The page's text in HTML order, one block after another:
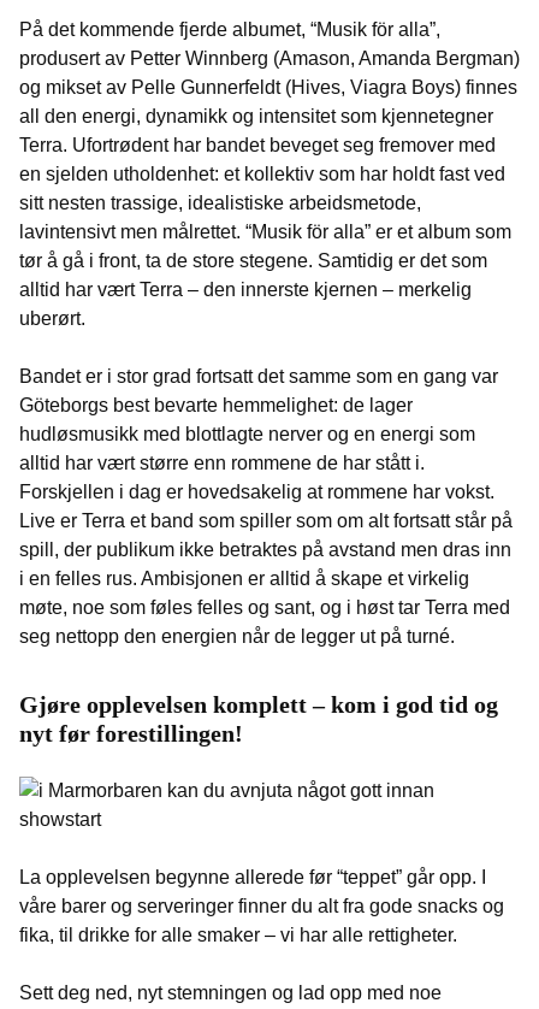
På det kommende fjerde albumet, “Musik för alla”,
produsert av Petter Winnberg (Amason, Amanda Bergman)
og mikset av Pelle Gunnerfeldt (Hives, Viagra Boys) finnes
all den energi, dynamikk og intensitet som kjennetegner
Terra. Ufortrødent har bandet beveget seg fremover med
en sjelden utholdenhet: et kollektiv som har holdt fast ved
sitt nesten trassige, idealistiske arbeidsmetode,
lavintensivt men målrettet. “Musik för alla” er et album som
tør å gå i front, ta de store stegene. Samtidig er det som
alltid har vært Terra – den innerste kjernen – merkelig
uberørt.
Bandet er i stor grad fortsatt det samme som en gang var
Göteborgs best bevarte hemmelighet: de lager
hudløsmusikk med blottlagte nerver og en energi som
alltid har vært større enn rommene de har stått i.
Forskjellen i dag er hovedsakelig at rommene har vokst.
Live er Terra et band som spiller som om alt fortsatt står på
spill, der publikum ikke betraktes på avstand men dras inn
i en felles rus. Ambisjonen er alltid å skape et virkelig
møte, noe som føles felles og sant, og i høst tar Terra med
seg nettopp den energien når de legger ut på turné.
Gjøre opplevelsen komplett – kom i god tid og
nyt før forestillingen!
La opplevelsen begynne allerede før “teppet” går opp. I
våre barer og serveringer finner du alt fra gode snacks og
fika, til drikke for alle smaker – vi har alle rettigheter.
Sett deg ned, nyt stemningen og lad opp med noe